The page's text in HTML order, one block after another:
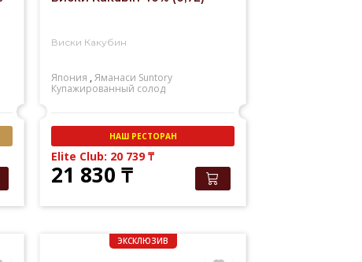
Виски Какубин
Япония ,Яманаси Suntory
Купажированный солод
НАШ РЕСТОРАН
Elite Club: 20 739₸
21 830₸
ЭКСКЛЮЗИВ